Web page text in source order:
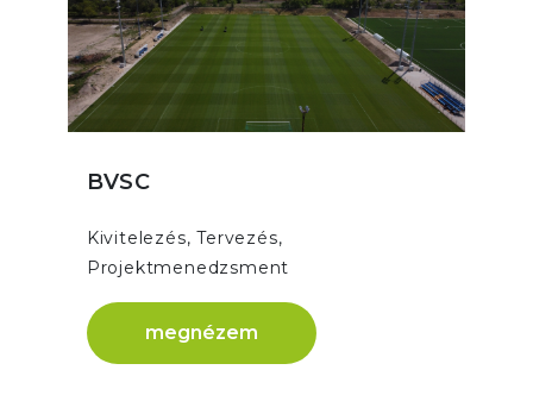
BVSC
Kivitelezés, Tervezés,
Projektmenedzsment
megnézem